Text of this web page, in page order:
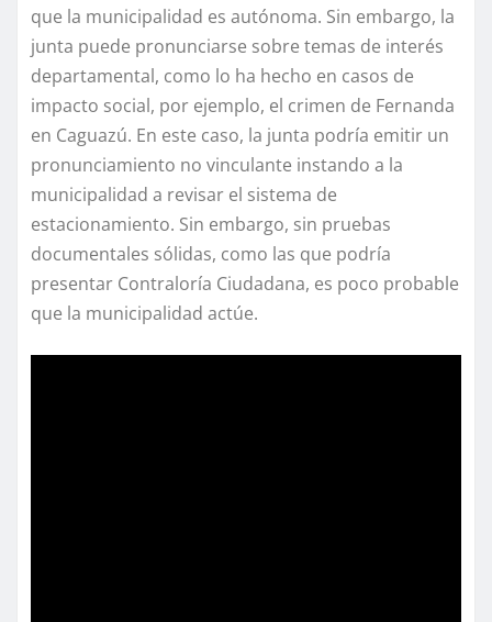
que la municipalidad es autónoma. Sin embargo, la
junta puede pronunciarse sobre temas de interés
departamental, como lo ha hecho en casos de
impacto social, por ejemplo, el crimen de Fernanda
en Caguazú. En este caso, la junta podría emitir un
pronunciamiento no vinculante instando a la
municipalidad a revisar el sistema de
estacionamiento. Sin embargo, sin pruebas
documentales sólidas, como las que podría
presentar Contraloría Ciudadana, es poco probable
que la municipalidad actúe.